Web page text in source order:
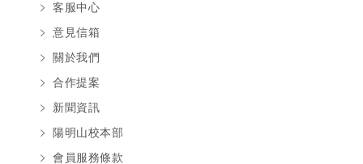
客服中心
意見信箱
關於我們
合作提案
新聞資訊
陽明山校本部
會員服務條款